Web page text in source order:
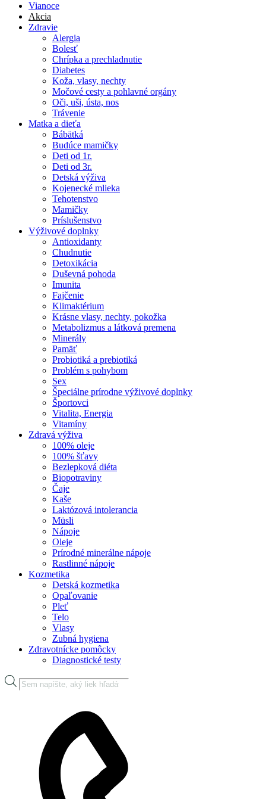
Vianoce
Akcia
Zdravie
Alergia
Bolesť
Chrípka a prechladnutie
Diabetes
Koža, vlasy, nechty
Močové cesty a pohlavné orgány
Oči, uši, ústa, nos
Trávenie
Matka a dieťa
Bábätká
Budúce mamičky
Deti od 1r.
Deti od 3r.
Detská výživa
Kojenecké mlieka
Tehotenstvo
Mamičky
Príslušenstvo
Výživové doplnky
Antioxidanty
Chudnutie
Detoxikácia
Duševná pohoda
Imunita
Fajčenie
Klimaktérium
Krásne vlasy, nechty, pokožka
Metabolizmus a látková premena
Minerály
Pamäť
Probiotiká a prebiotiká
Problém s pohybom
Sex
Špeciálne prírodne výživové doplnky
Športovci
Vitalita, Energia
Vitamíny
Zdravá výživa
100% oleje
100% šťavy
Bezlepková diéta
Biopotraviny
Čaje
Kaše
Laktózová intolerancia
Müsli
Nápoje
Oleje
Prírodné minerálne nápoje
Rastlinné nápoje
Kozmetika
Detská kozmetika
Opaľovanie
Pleť
Telo
Vlasy
Zubná hygiena
Zdravotnícke pomôcky
Diagnostické testy
Products
search